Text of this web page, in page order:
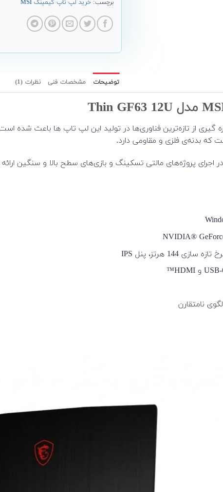
برچسب: خرید لپ تاپ گیمینگ MSI
توضیحات مشخصات فنی نظرات (1)
نامتقارن